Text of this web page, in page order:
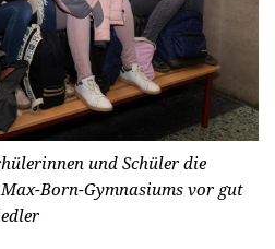
und Schüler die
Born-Gymnasiums vor gut